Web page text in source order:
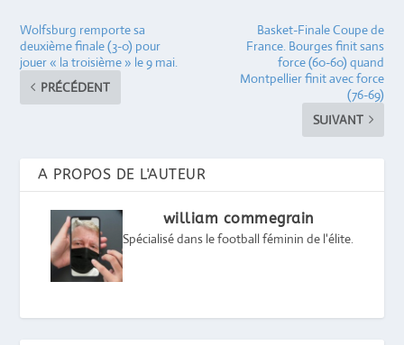
Wolfsburg remporte sa
deuxième finale (3-0) pour
jouer « la troisième » le 9 mai.
PRÉCÉDENT
Basket-Finale Coupe de
France. Bourges finit sans
force (60-60) quand
Montpellier finit avec force
(76-69)
SUIVANT
A PROPOS DE L'AUTEUR
william commegrain
Spécialisé dans le football féminin de l'élite.